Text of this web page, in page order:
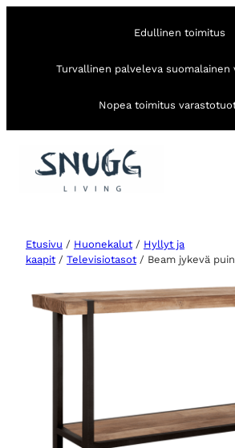
Edullinen toimitus
Turvallinen palveleva suomalainen
Nopea toimitus
Etusivu / Huonekalut / Hyllyt ja
kaapit / Televisiotasot / Beam jykevä